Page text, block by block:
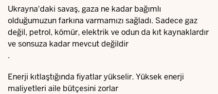
Ukrayna'daki savaş, gaza ne kadar bağımlı
olduğumuzun farkına varmamızı sağladı. Sadece gaz
değil, petrol, kömür, elektrik ve odun da kıt kaynaklardır
ve sonsuza kadar mevcut değildir
.
Enerji kıtlaştığında fiyatlar yükselir. Yüksek enerji
maliyetleri aile bütçesini zorlar